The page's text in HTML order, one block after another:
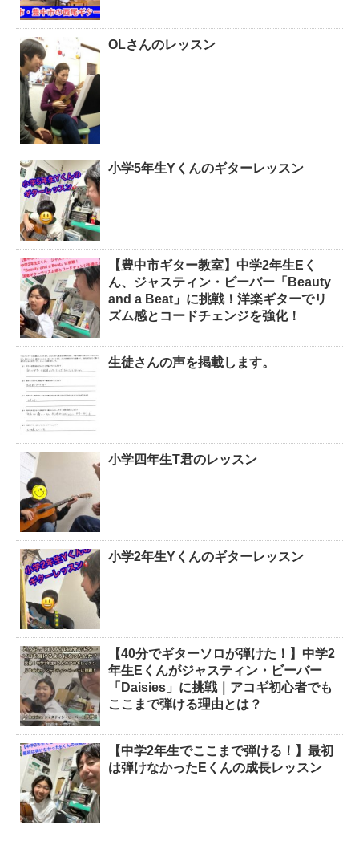
OLさんのレッスン
小学5年生Yくんのギターレッスン
【豊中市ギター教室】中学2年生Eく
ん、ジャスティン・ビーバー「Beauty
and a Beat」に挑戦！洋楽ギターでリ
ズム感とコードチェンジを強化！
生徒さんの声を掲載します。
小学四年生T君のレッスン
小学2年生Yくんのギターレッスン
【40分でギターソロが弾けた！】中学2
年生Eくんがジャスティン・ビーバー
「Daisies」に挑戦｜アコギ初心者でも
ここまで弾ける理由とは？
【中学2年生でここまで弾ける！】最初
は弾けなかったEくんの成長レッスン